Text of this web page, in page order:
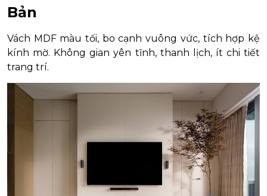
Bản
Vách MDF màu tối, bo cạnh vuông vức, tích hợp kệ
kính mờ. Không gian yên tĩnh, thanh lịch, ít chi tiết
trang trí.